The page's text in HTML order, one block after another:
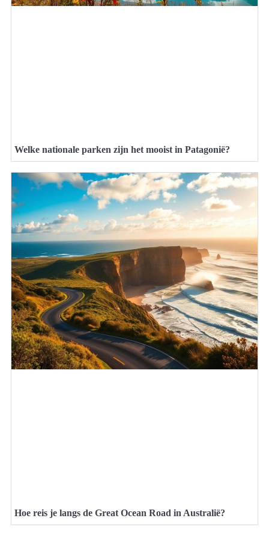
Welke nationale parken zijn het mooist in Patagonië?
Hoe reis je langs de Great Ocean Road in Australië?